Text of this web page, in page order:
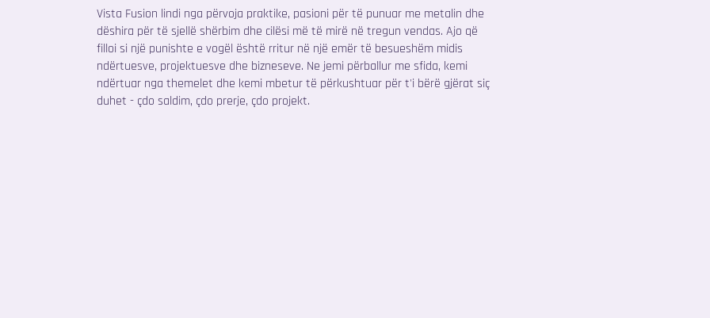
Vista Fusion lindi nga përvoja praktike, pasioni për të punuar me metalin dhe
dëshira për të sjellë shërbim dhe cilësi më të mirë në tregun vendas. Ajo që
filloi si një punishte e vogël është rritur në një emër të besueshëm midis
ndërtuesve, projektuesve dhe bizneseve. Ne jemi përballur me sfida, kemi
ndërtuar nga themelet dhe kemi mbetur të përkushtuar për t'i bërë gjërat siç
duhet - çdo saldim, çdo prerje, çdo projekt.